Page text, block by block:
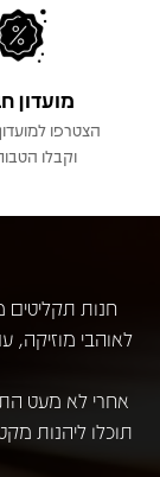
מועדון
הצטרפו
וקבלו
לאוהבי מוזיקה,
אחרי לא מעט
תוכלו ליהנות